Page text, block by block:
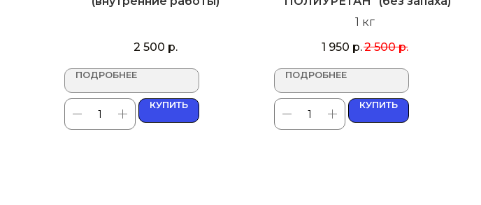
2 500 р.
ПОДРОБНЕЕ
КУПИТЬ
1 кг
1 950 р.2 500 р.
ПОДРОБНЕЕ
КУПИТЬ